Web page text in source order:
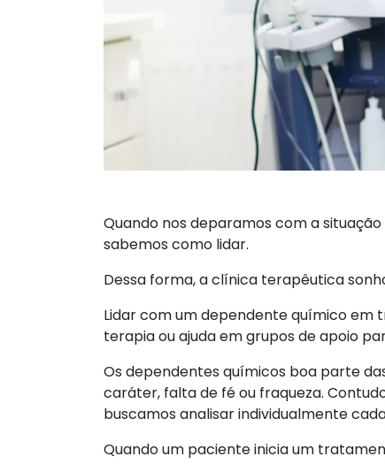
Quando nos deparamos com a
sabemos como lidar.
Dessa forma, a clínica terapêutica
Lidar com um dependente químico em
terapia ou ajuda em grupos de apoio
Os dependentes químicos boa parte
caráter, falta de fé ou fraqueza.
buscamos analisar individualmente
Quando um paciente inicia um